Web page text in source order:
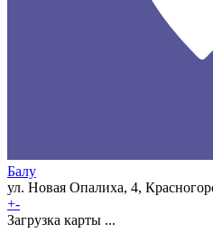
Балу
ул. Новая Опалиха, 4,
+-
Загрузка карты ...